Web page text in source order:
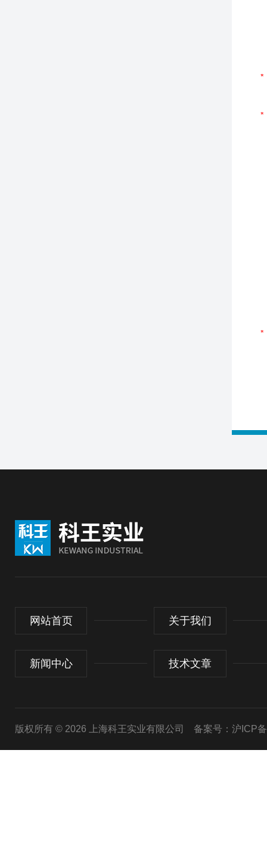
网站首页 关于我们
新闻中心 技术文章
版权所有 © 2026 上海科王实业有限公司 备案号：沪ICP